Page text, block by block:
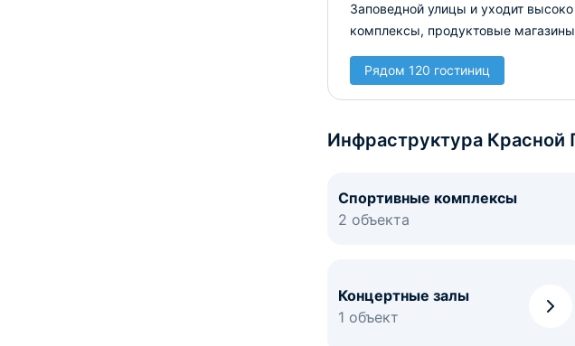
Заповедной улицы и уходит
комплексы, продуктовые
Рядом 120 гостиниц
Инфраструктура Красной
Спортивные комплексы
2 объекта
Концертные залы
1 объект